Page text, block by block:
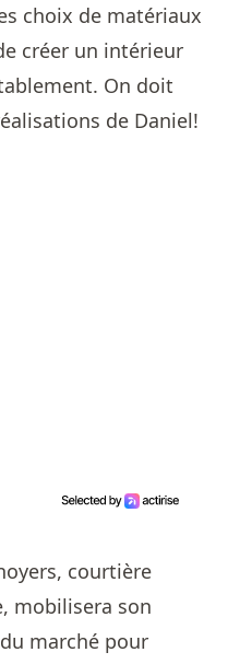
choix de matériaux
créer un intérieur
On doit
de Daniel!
courtière
mobilisera son
marché pour